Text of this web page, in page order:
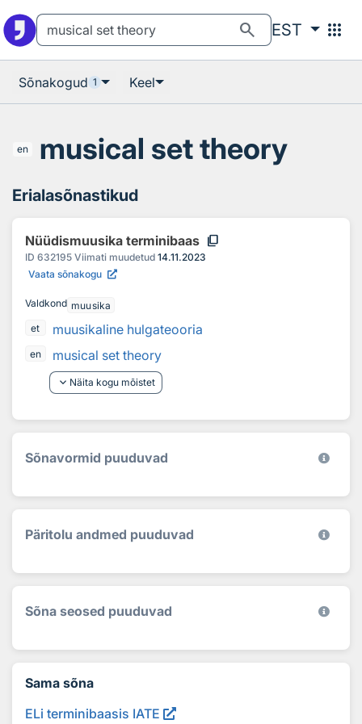
search EST apps
Sõnakogud 1 Keel
en musical set theory
Erialasõnastikud
Nüüdismuusika terminibaas content_copy
ID 632195 Viimati muudetud 14.11.2023
Vaata sõnakogu
Valdkond muusika
et
muusikaline hulgateooria
en
musical set theory
keyboard_arrow_down Näita kogu mõistet
Sõnavormid puuduvad
Päritolu andmed puuduvad
Sõna seosed puuduvad
Sama sõna
ELi terminibaasis IATE